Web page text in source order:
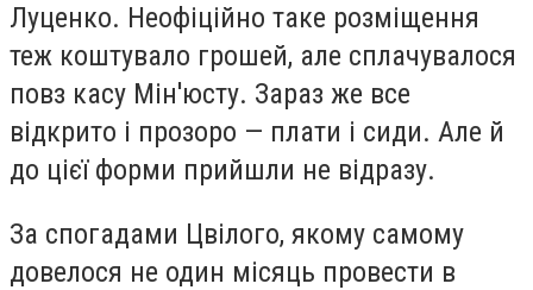
Луценко. Неофіційно таке розміщення
теж коштувало грошей, але сплачувалося
повз касу Мін'юсту. Зараз же все
відкрито і прозоро — плати і сиди. Але й
до цієї форми прийшли не відразу.
За спогадами Цвілого, якому самому
довелося не один місяць провести в